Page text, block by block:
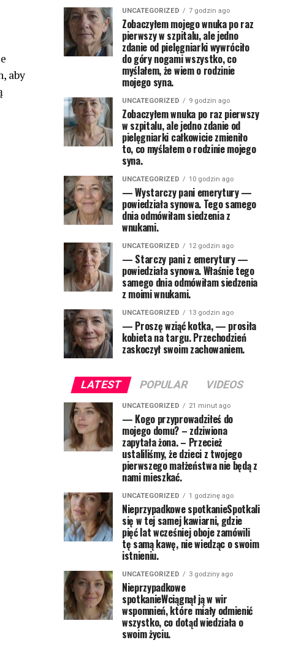
aby
UNCATEGORIZED 7 godzin ago
Zobaczyłem mojego wnuka po raz
pierwszy w szpitalu, ale jedno
zdanie od pielęgniarki wywróciło
do góry nogami wszystko, co
myślałem, że wiem o rodzinie
mojego syna.
UNCATEGORIZED 9 godzin ago
Zobaczyłem wnuka po raz pierwszy
w szpitalu, ale jedno zdanie od
pielęgniarki całkowicie zmieniło
to, co myślałem o rodzinie mojego
syna.
UNCATEGORIZED 10 godzin ago
— Wystarczy pani emerytury —
powiedziała synowa. Tego samego
dnia odmówiłam siedzenia z
wnukami.
UNCATEGORIZED 12 godzin ago
— Starczy pani z emerytury —
powiedziała synowa. Właśnie tego
samego dnia odmówiłam siedzenia
z moimi wnukami.
UNCATEGORIZED 13 godzin ago
— Proszę wziąć kotka, — prosiła
kobieta na targu. Przechodzień
zaskoczył swoim zachowaniem.
LATEST POPULAR VIDEOS
UNCATEGORIZED 21 minut ago
— Kogo przyprowadziłeś do
mojego domu? – zdziwiona
zapytała żona. – Przecież
ustaliliśmy, że dzieci z twojego
pierwszego małżeństwa nie będą z
nami mieszkać.
UNCATEGORIZED 1 godzinę ago
Nieprzypadkowe spotkanieSpotkali
się w tej samej kawiarni, gdzie
pięć lat wcześniej oboje zamówili
tę samą kawę, nie wiedząc o swoim
istnieniu.
UNCATEGORIZED 3 godziny ago
Nieprzypadkowe
spotkanieWciągnął ją w wir
wspomnień, które miały odmienić
wszystko, co dotąd wiedziała o
swoim życiu.